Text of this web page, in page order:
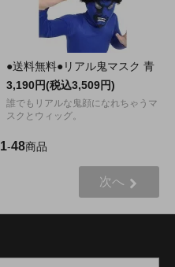
●送料無料●リアル鬼マスク 青
3,190円(税込3,509円)
誰でもリアルな鬼顔になれちゃうマ
スクとウィッグ。
1-48商品
次へ